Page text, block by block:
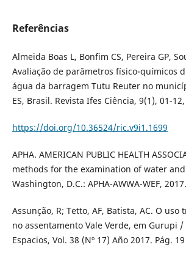
Referências
Almeida Boas L, Bonfim CS, Pereira GP,
Avaliação de parâmetros físico-químicos
água da barragem Tutu Reuter no
ES, Brasil. Revista Ifes Ciência, 9(1), 01-
https://doi.org/10.36524/ric.v9i1.1699
APHA. AMERICAN PUBLIC HEALTH
methods for the examination of water
Washington, D.C.: APHA-AWWA-WEF, 2017.
Assunção, R; Tetto, AF, Batista, AC. O
no assentamento Vale Verde, em Gurupi /
Espacios, Vol. 38 (Nº 17) Año 2017. Pág. 19